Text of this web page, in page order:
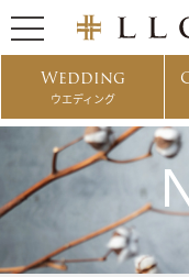
Wedding
ウエディング